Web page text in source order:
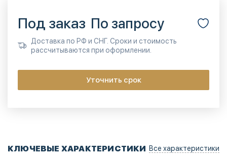
Под заказ По запросу
Доставка по РФ и СНГ. Сроки и стоимость
рассчитываются при оформлении.
Уточнить срок
КЛЮЧЕВЫЕ ХАРАКТЕРИСТИКИ Все характеристики